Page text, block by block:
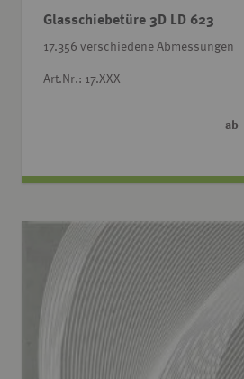
Glasschiebetüre 3D LD 623
17.356 verschiedene Abmessungen
Art.Nr.: 17.XXX
ab